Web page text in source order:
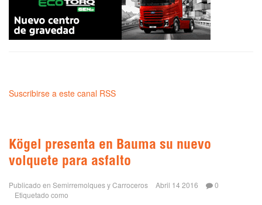
Suscribirse a este canal RSS
Kögel presenta en Bauma su nuevo
volquete para asfalto
Publicado en Semirremolques y Carroceros Abril 14 2016
0
Etiquetado como